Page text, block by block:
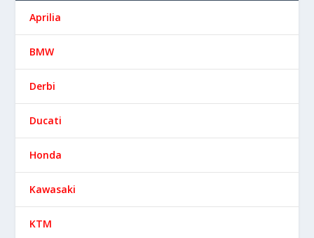
Aprilia
BMW
Derbi
Ducati
Honda
Kawasaki
KTM